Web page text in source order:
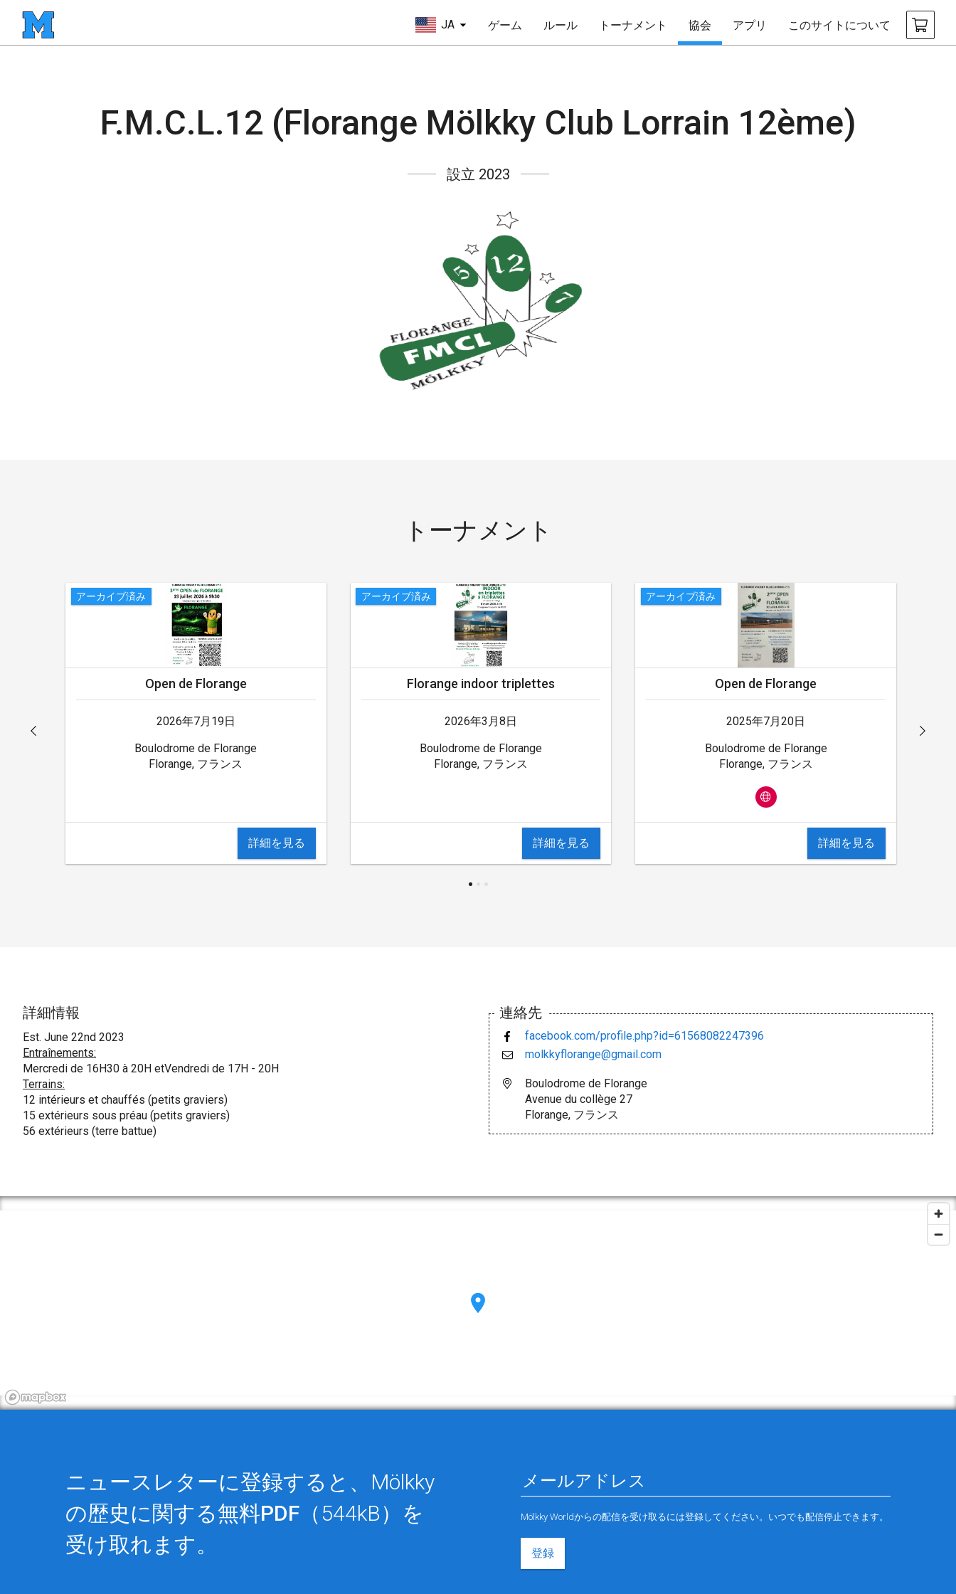
JA ゲーム ルール トーナメント 協会 アプリ このサイトについて
F.M.C.L.12 (Florange Mölkky Club Lorrain 12ème)
設立 2023
トーナメント
アーカイブ済み
Open de Florange
2026年7月19日
Boulodrome de Florange
Florange, フランス
詳細を見る
アーカイブ済み
Florange indoor triplettes
2026年3月8日
Boulodrome de Florange
Florange, フランス
詳細を見る
アーカイブ済み
Open de Florange
2025年7月20日
Boulodrome de Florange
Florange, フランス
詳細を見る
詳細情報
Est. June 22nd 2023
Entraînements:
Mercredi de 16H30 à 20H etVendredi de 17H - 20H
Terrains:
12 intérieurs et chauffés (petits graviers)
15 extérieurs sous préau (petits graviers)
56 extérieurs (terre battue)
連絡先
facebook.com/profile.php?id=61568082247396
molkkyflorange@gmail.com
Boulodrome de Florange
Avenue du collège 27
Florange, フランス
ニュースレターに登録すると、Mölkky
の歴史に関する無料PDF （544kB）を
受け取れます。
Mölkky Worldからの配信を受け取るには登録してください。いつでも配信停止できます。
登録